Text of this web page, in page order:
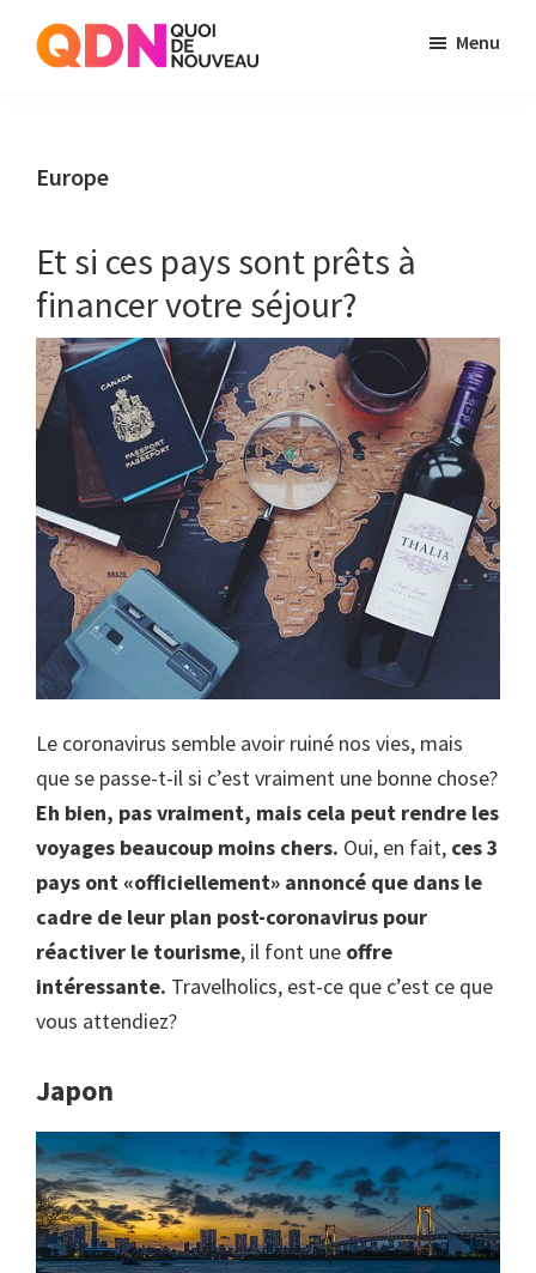
site
Menu
Europe
Et si ces pays sont prêts à
financer votre séjour?
Le coronavirus semble avoir ruiné nos vies, mais
que se passe-t-il si c’est vraiment une bonne chose?
Eh bien, pas vraiment, mais cela peut rendre les
voyages beaucoup moins chers. Oui, en fait, ces 3
pays ont «officiellement» annoncé que dans le
cadre de leur plan post-coronavirus pour
réactiver le tourisme, il font une offre
intéressante. Travelholics, est-ce que c’est ce que
vous attendiez?
Japon